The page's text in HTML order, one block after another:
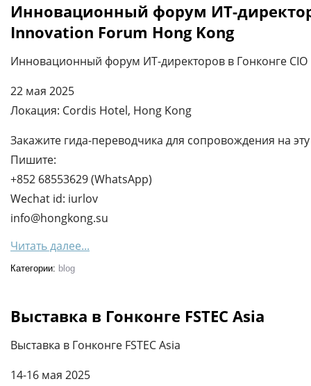
Инновационный форум ИТ-
Innovation Forum Hong Kong
Инновационный форум ИТ-директоров в Гонконге
22 мая 2025
Локация: Cordis Hotel, Hong Kong
Закажите гида-переводчика для сопровождения на эту
Пишите:
+852 68553629 (WhatsApp)
Wechat id: iurlov
info@hongkong.su
Читать далее...
Категории: blog
Выставка в Гонконге FSTEC Asia
Выставка в Гонконге FSTEC Asia
14-16 мая 2025